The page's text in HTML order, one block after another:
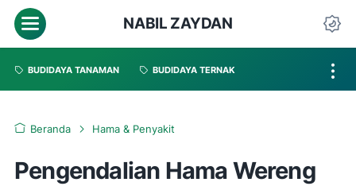
NABIL ZAYDAN
BUDIDAYA TANAMAN BUDIDAYA TERNAK
Beranda Hama & Penyakit
Pengendalian Hama Wereng